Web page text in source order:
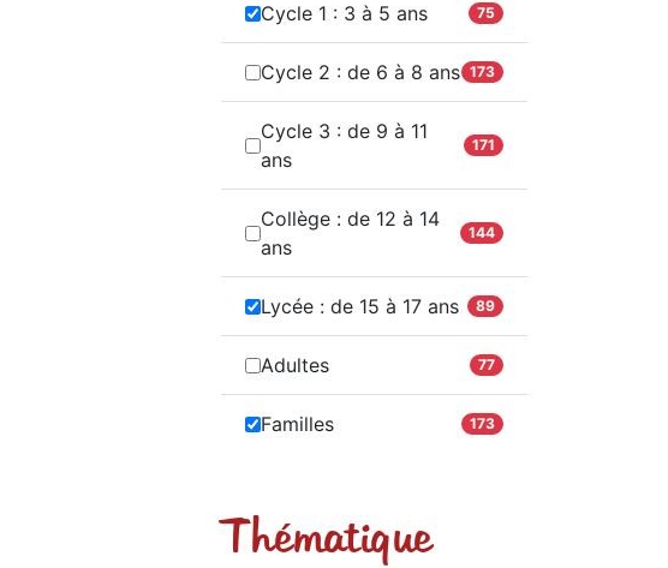
Cycle 1 : 3 à 5 ans 75
Cycle 2 : de 6 à 8 ans 173
Cycle 3 : de 9 à 11
ans
171
Collège : de 12 à 14
ans
144
Lycée : de 15 à 17 ans 89
Adultes 77
Familles 173
Thématique